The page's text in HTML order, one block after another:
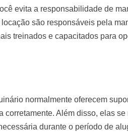
evita a responsabilidade de
são responsáveis pela
treinados e capacitados para
normalmente oferecem
corretamente. Além disso, elas
durante o período de